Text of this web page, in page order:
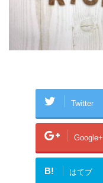
Twitter
Google+
B! はてブ